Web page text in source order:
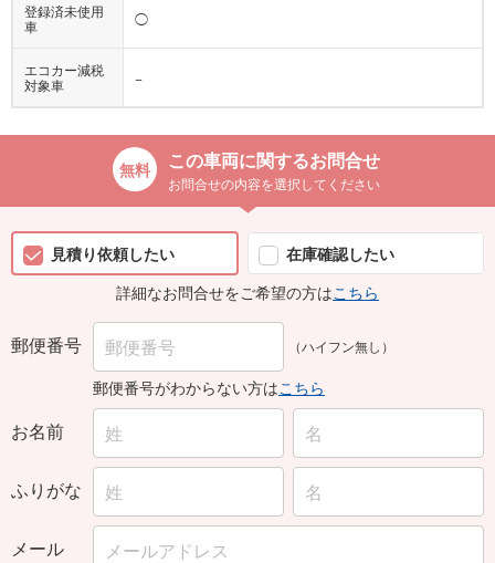
登録済未使用
車
◯
エコカー減税
対象車
−
この車両に関するお問合せ
お問合せの内容を選択してください
見積り依頼したい
在庫確認したい
詳細なお問合せをご希望の方はこちら
郵便番号 （ハイフン無し）
郵便番号がわからない方はこちら
お名前
ふりがな
メール